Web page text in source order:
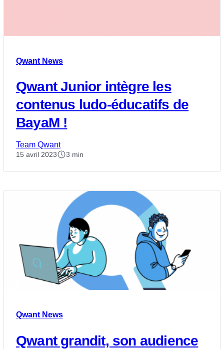
Qwant News
Qwant Junior intègre les
contenus ludo-éducatifs de
BayaM !
Team Qwant
15 avril 2023 3 min
Qwant News
Qwant grandit, son audience